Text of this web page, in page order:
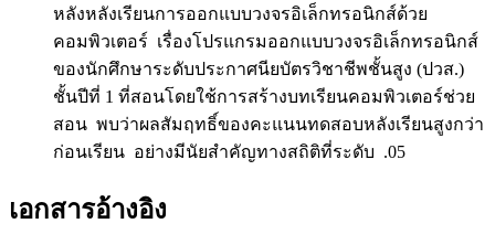
หลังหลังเรียนการออกแบบวงจรอิเล็กทรอนิกส์ด้วย
คอมพิวเตอร์ เรื่องโปรแกรมออกแบบวงจรอิเล็กทรอนิกส์
ของนักศึกษาระดับประกาศนียบัตรวิชาชีพชั้นสูง (ปวส.)
ชั้นปีที่ 1 ที่สอนโดยใช้การสร้างบทเรียนคอมพิวเตอร์ช่วย
สอน พบว่าผลสัมฤทธิ์ของคะแนนทดสอบหลังเรียนสูงกว่า
ก่อนเรียน อย่างมีนัยสำคัญทางสถิติที่ระดับ .05
เอกสารอ้างอิง